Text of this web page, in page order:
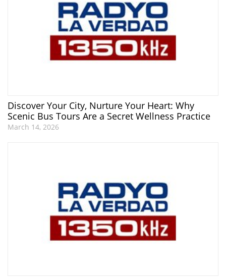
Discover Your City, Nurture Your Heart: Why
Scenic Bus Tours Are a Secret Wellness Practice
March 14, 2026